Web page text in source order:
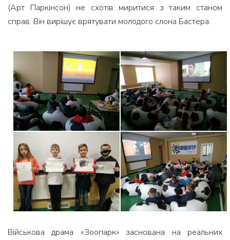
(Арт Паркінсон) не схотів миритися з таким станом
справ. Він вирішує врятувати молодого слона Бастера.
Військова драма «Зоопарк» заснована на реальних